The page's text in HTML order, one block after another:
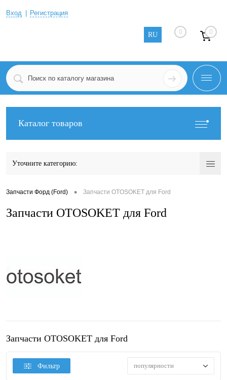
Вход Регистрация
RU 0 0
Каталог товаров
Уточните категорию:
Запчасти Форд (Ford) • Запчасти OTOSOKET для Ford
Запчасти OTOSOKET для Ford
Запчасти OTOSOKET для Ford
Фильтр популярности